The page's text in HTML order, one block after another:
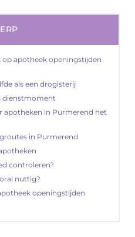
apotheek openingstijden
als een drogisterij
dienstmoment
apotheken in Purmerend het
in Purmerend
controleren?
nuttig?
openingstijden